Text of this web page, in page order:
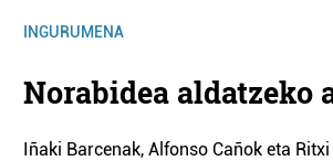
INGURUMENA
Norabidea aldatzeko
Iñaki Barcenak, Alfonso Cañok eta